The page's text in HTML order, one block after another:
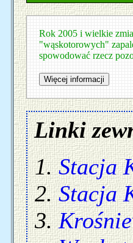
Rok 2005 i wielkie
"wąskotorowych"
spowodować rzecz
Linki
Stacja
Stacja